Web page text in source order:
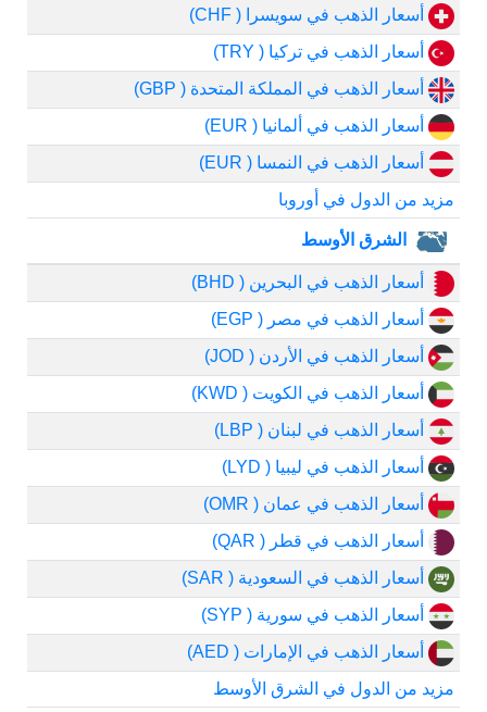
أسعار الذهب في سويسرا ( CHF)
أسعار الذهب في تركيا ( TRY)
أسعار الذهب في المملكة المتحدة ( GBP)
أسعار الذهب في ألمانيا ( EUR)
أسعار الذهب في النمسا ( EUR)
مزيد من الدول في أوروبا
الشرق الأوسط
أسعار الذهب في البحرين ( BHD)
أسعار الذهب في مصر ( EGP)
أسعار الذهب في الأردن ( JOD)
أسعار الذهب في الكويت ( KWD)
أسعار الذهب في لبنان ( LBP)
أسعار الذهب في ليبيا ( LYD)
أسعار الذهب في عمان ( OMR)
أسعار الذهب في قطر ( QAR)
أسعار الذهب في السعودية ( SAR)
أسعار الذهب في سورية ( SYP)
أسعار الذهب في الإمارات ( AED)
مزيد من الدول في الشرق الأوسط